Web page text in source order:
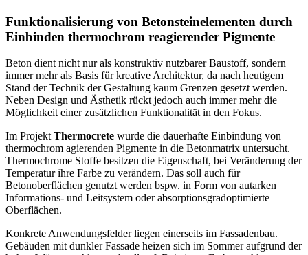
Funktionalisierung von Betonsteinelementen durch
Einbinden thermochrom reagierender Pigmente
Beton dient nicht nur als konstruktiv nutzbarer Baustoff, sondern
immer mehr als Basis für kreative Architektur, da nach heutigem
Stand der Technik der Gestaltung kaum Grenzen gesetzt werden.
Neben Design und Ästhetik rückt jedoch auch immer mehr die
Möglichkeit einer zusätzlichen Funktionalität in den Fokus.
Im Projekt Thermocrete wurde die dauerhafte Einbindung von
thermochrom agierenden Pigmente in die Betonmatrix untersucht.
Thermochrome Stoffe besitzen die Eigenschaft, bei Veränderung der
Temperatur ihre Farbe zu verändern. Das soll auch für
Betonoberflächen genutzt werden bspw. in Form von autarken
Informations- und Leitsystem oder absorptionsgradoptimierte
Oberflächen.
Konkrete Anwendungsfelder liegen einerseits im Fassadenbau.
Gebäuden mit dunkler Fassade heizen sich im Sommer aufgrund der